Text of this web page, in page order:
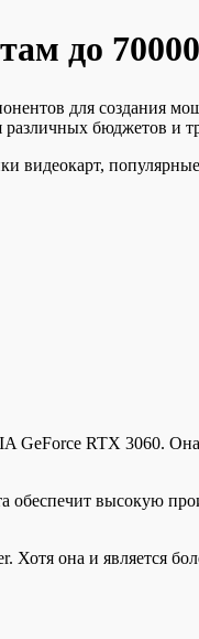
до
для создания
различных бюджетов и
видеокарт,
GeForce RTX 3060.
высокую
она и является